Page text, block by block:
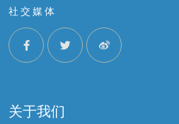
社交媒体
关于我们